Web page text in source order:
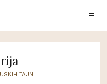
TAJNI